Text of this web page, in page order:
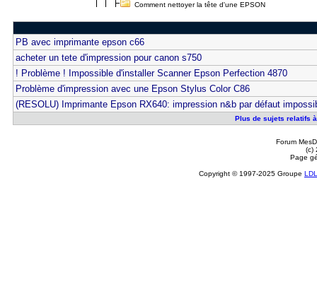
Comment nettoyer la tête d'une EPSON
PB avec imprimante epson c66
acheter un tete d'impression pour canon s750
! Problème ! Impossible d'installer Scanner Epson Perfection 4870
Problème d'impression avec une Epson Stylus Color C86
(RESOLU) Imprimante Epson RX640: impression n&b par défaut
Plus de sujets relatifs
Forum
(c)
Page
Copyright © 1997-2025 Groupe